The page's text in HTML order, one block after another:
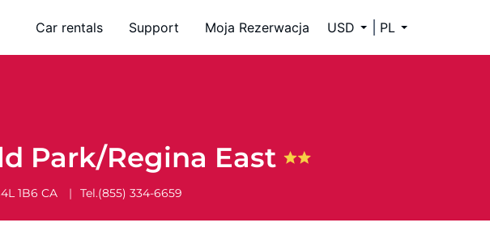
Car rentals Support Moja Rezerwacja USD PL
Park/Regina East
1B6 CA Tel.(855) 334-6659
działalności hotelu